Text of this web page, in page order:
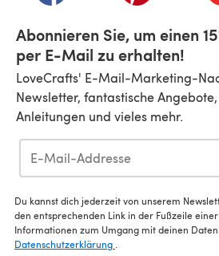
Abonnieren Sie, um einen
per E-Mail zu erhalten!
LoveCrafts' E-Mail-Marketing-
Newsletter, fantastische
Anleitungen und vieles mehr.
Du kannst dich jederzeit von unserem
den entsprechenden Link in der Fußzeile
Informationen zum Umgang mit deinen
Datenschutzerklärung .